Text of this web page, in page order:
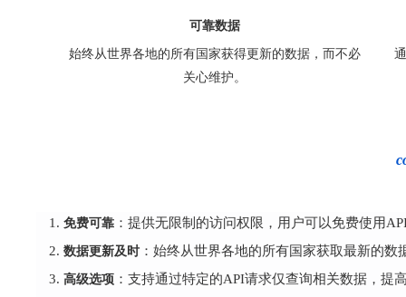
可靠数据
始终从世界各地的所有国家获得更新的数据，而不必
关心维护。
免费可靠 ：提供无限制的访问权限，用户可以免费使用
数据更新及时 ：始终从世界各地的所有国家获取最新的
高级选项 ：支持通过特定的API请求仅查询相关数据，提